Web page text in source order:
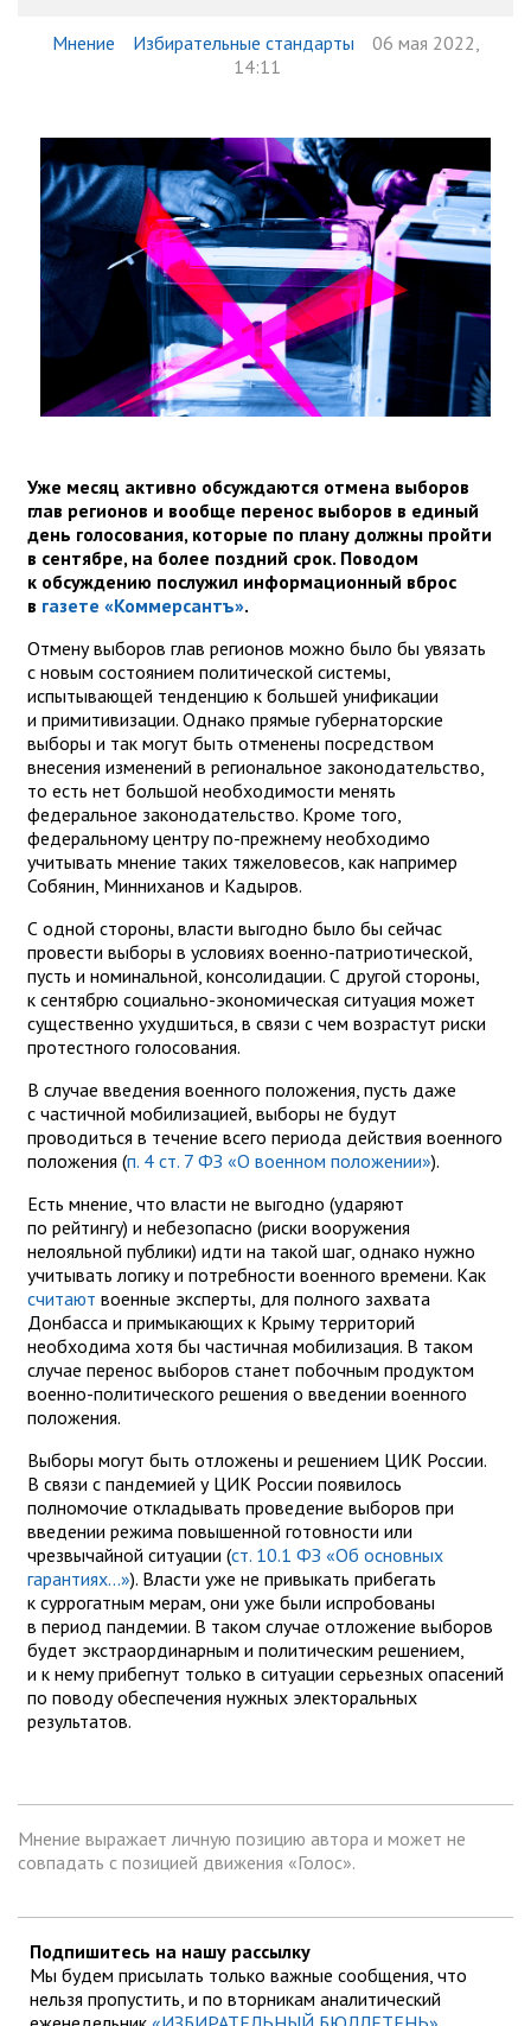
Мнение Избирательные стандарты
06 мая 2022,
14:11
Уже месяц активно обсуждаются отмена выборов
глав регионов и вообще перенос выборов в единый
день голосования, которые по плану должны пройти
в сентябре, на более поздний срок. Поводом
к обсуждению послужил информационный вброс
в газете «Коммерсантъ».
Отмену выборов глав регионов можно было бы увязать
с новым состоянием политической системы,
испытывающей тенденцию к большей унификации
и примитивизации. Однако прямые губернаторские
выборы и так могут быть отменены посредством
внесения изменений в региональное законодательство,
то есть нет большой необходимости менять
федеральное законодательство. Кроме того,
федеральному центру по-прежнему необходимо
учитывать мнение таких тяжеловесов, как например
Собянин, Минниханов и Кадыров.
С одной стороны, власти выгодно было бы сейчас
провести выборы в условиях военно-патриотической,
пусть и номинальной, консолидации. С другой стороны,
к сентябрю социально-экономическая ситуация может
существенно ухудшиться, в связи с чем возрастут риски
протестного голосования.
В случае введения военного положения, пусть даже
с частичной мобилизацией, выборы не будут
проводиться в течение всего периода действия военного
положения (п. 4 ст. 7 ФЗ «О военном положении»).
Есть мнение, что власти не выгодно (ударяют
по рейтингу) и небезопасно (риски вооружения
нелояльной публики) идти на такой шаг, однако нужно
учитывать логику и потребности военного времени. Как
считают военные эксперты, для полного захвата
Донбасса и примыкающих к Крыму территорий
необходима хотя бы частичная мобилизация. В таком
случае перенос выборов станет побочным продуктом
военно-политического решения о введении военного
положения.
Выборы могут быть отложены и решением ЦИК России.
В связи с пандемией у ЦИК России появилось
полномочие откладывать проведение выборов при
введении режима повышенной готовности или
чрезвычайной ситуации (ст. 10.1 ФЗ «Об основных
гарантиях...»). Власти уже не привыкать прибегать
к суррогатным мерам, они уже были испробованы
в период пандемии. В таком случае отложение выборов
будет экстраординарным и политическим решением,
и к нему прибегнут только в ситуации серьезных опасений
по поводу обеспечения нужных электоральных
результатов.
Мнение выражает личную позицию автора и может не
совпадать с позицией движения «Голос».
Подпишитесь на нашу рассылку
Мы будем присылать только важные сообщения, что
нельзя пропустить, и по вторникам аналитический